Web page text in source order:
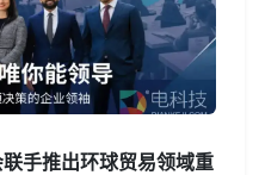
手推出环球贸易领域重